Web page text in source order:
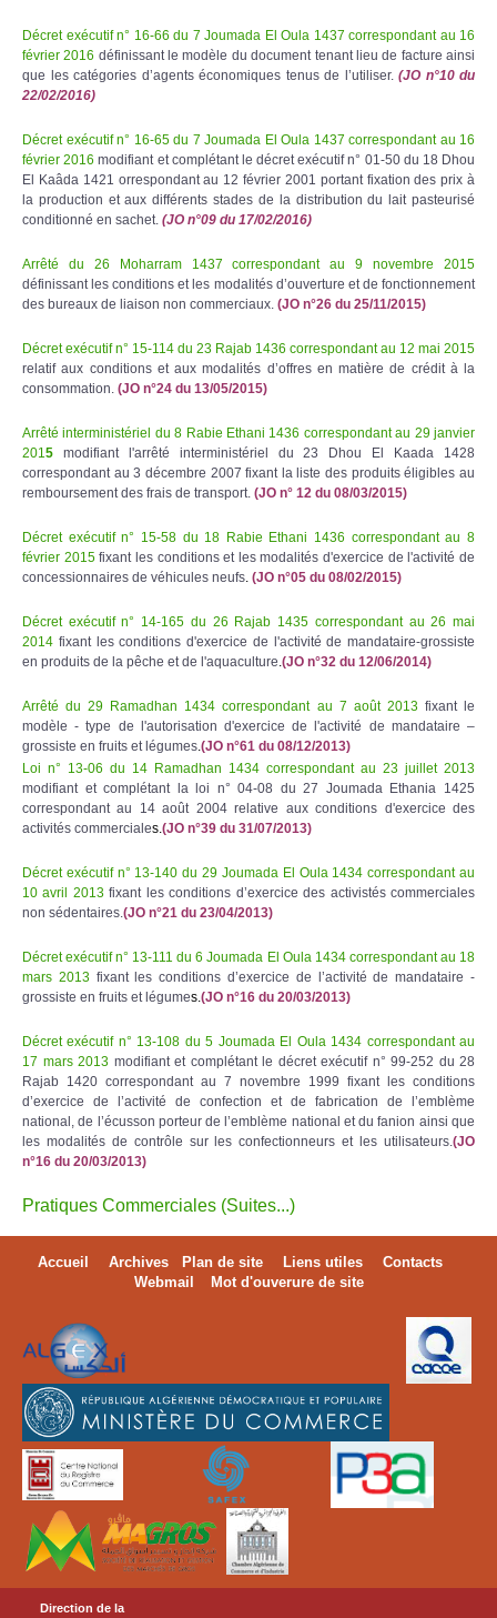
Décret exécutif n° 16-66 du 7 Joumada El Oula 1437 correspondant au 16
février 2016 définissant le modèle du document tenant lieu de facture ainsi
que les catégories d’agents économiques tenus de l’utiliser. (JO n°10 du
22/02/2016)
Décret exécutif n° 16-65 du 7 Joumada El Oula 1437 correspondant au 16
février 2016 modifiant et complétant le décret exécutif n° 01-50 du 18 Dhou
El Kaâda 1421 orrespondant au 12 février 2001 portant fixation des prix à
la production et aux différents stades de la distribution du lait pasteurisé
conditionné en sachet. (JO n°09 du 17/02/2016)
Arrêté du 26 Moharram 1437 correspondant au 9 novembre 2015
définissant les conditions et les modalités d’ouverture et de fonctionnement
des bureaux de liaison non commerciaux. (JO n°26 du 25/11/2015)
Décret exécutif n° 15-114 du 23 Rajab 1436 correspondant au 12 mai 2015
relatif aux conditions et aux modalités d’offres en matière de crédit à la
consommation. (JO n°24 du 13/05/2015)
Arrêté interministériel du 8 Rabie Ethani 1436 correspondant au 29 janvier
201 5
modifiant l'arrêté interministériel du 23 Dhou El Kaada 1428
correspondant au 3 décembre 2007 fixant la liste des produits éligibles au
remboursement des frais de transport. (JO n° 12 du 08/03/2015)
Décret exécutif n° 15-58 du 18 Rabie Ethani 1436 correspondant au 8
février 2015 fixant les conditions et les modalités d'exercice de l'activité de
concessionnaires de véhicules neufs (JO n°05 du 08/02/2015)
Décret exécutif n° 14-165 du 26 Rajab 1435 correspondant au 26 mai
2014 fixant les conditions d'exercice de l'activité de mandataire-grossiste
en produits de la pêche et de l'aquaculture (JO n°32 du 12/06/2014)
Arrêté du 29 Ramadhan 1434 correspondant au 7 août 2013fixant le
modèle - type de l'autorisation d'exercice de l'activité de mandataire –
grossiste en fruits et légumes (JO n°61 du 08/12/2013)
Loi n° 13-06 du 14 Ramadhan 1434 correspondant au 23 juillet 2013
modifiant et complétant la loi n° 04-08 du 27 Joumada Ethania 1425
correspondant au 14 août 2004 relative aux conditions d'exercice des
activités commerciales. (JO n°39 du 31/07/2013)
Décret exécutif n° 13-140 du 29 Joumada El Oula 1434 correspondant au
10 avril 2013fixant les conditions d’exercice des activistés commerciales
non sédentaires. (JO n°21 du 23/04/2013)
Décret exécutif n° 13-111 du 6 Joumada El Oula 1434 correspondant au 18
mars 2013 fixant les conditions d’exercice de l’activité de mandataire -
grossiste en fruits et légumes. (JO n°16 du 20/03/2013)
Décret exécutif n° 13-108 du 5 Joumada El Oula 1434 correspondant au
17 mars 2013 modifiant et complétant le décret exécutif n° 99-252 du 28
Rajab 1420 correspondant au 7 novembre 1999 fixant les conditions
d’exercice de l’activité de confection et de fabrication de l’emblème
national, de l’écusson porteur de l’emblème national et du fanion ainsi que
les modalités de contrôle sur les confectionneurs et les utilisateurs. (JO
n°16 du 20/03/2013)
Pratiques Commerciales (Suites...)
Accueil Archives Plan de site Liens utiles
Contacts
Webmail
Mot d'ouverure de site
Direction de la